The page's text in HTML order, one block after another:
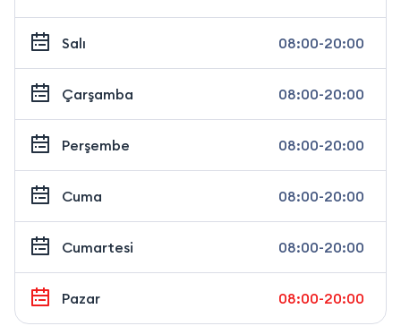
Salı 08:00-20:00
Çarşamba 08:00-20:00
Perşembe 08:00-20:00
Cuma 08:00-20:00
Cumartesi 08:00-20:00
Pazar 08:00-20:00